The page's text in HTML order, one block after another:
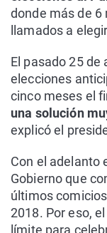
donde más de 6
llamados a
El pasado 25
elecciones
cinco meses el
una solución
explicó el
Con el adelanto
Gobierno que
últimos
2018. Por eso,
límite para